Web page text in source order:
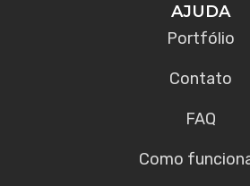
AJUDA
Portfólio
Contato
FAQ
Como